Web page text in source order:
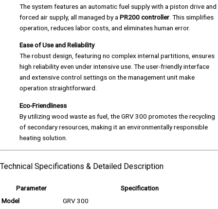
The system features an automatic fuel supply with a piston drive and
forced air supply, all managed by a PR200 controller . This simplifies
operation, reduces labor costs, and eliminates human error.
Ease of Use and Reliability
The robust design, featuring no complex internal partitions, ensures
high reliability even under intensive use. The user-friendly interface
and extensive control settings on the management unit make
operation straightforward.
Eco-Friendliness
By utilizing wood waste as fuel, the GRV 300 promotes the recycling
of secondary resources, making it an environmentally responsible
heating solution.
Technical Specifications & Detailed Description
Parameter
Specification
Model
GRV 300